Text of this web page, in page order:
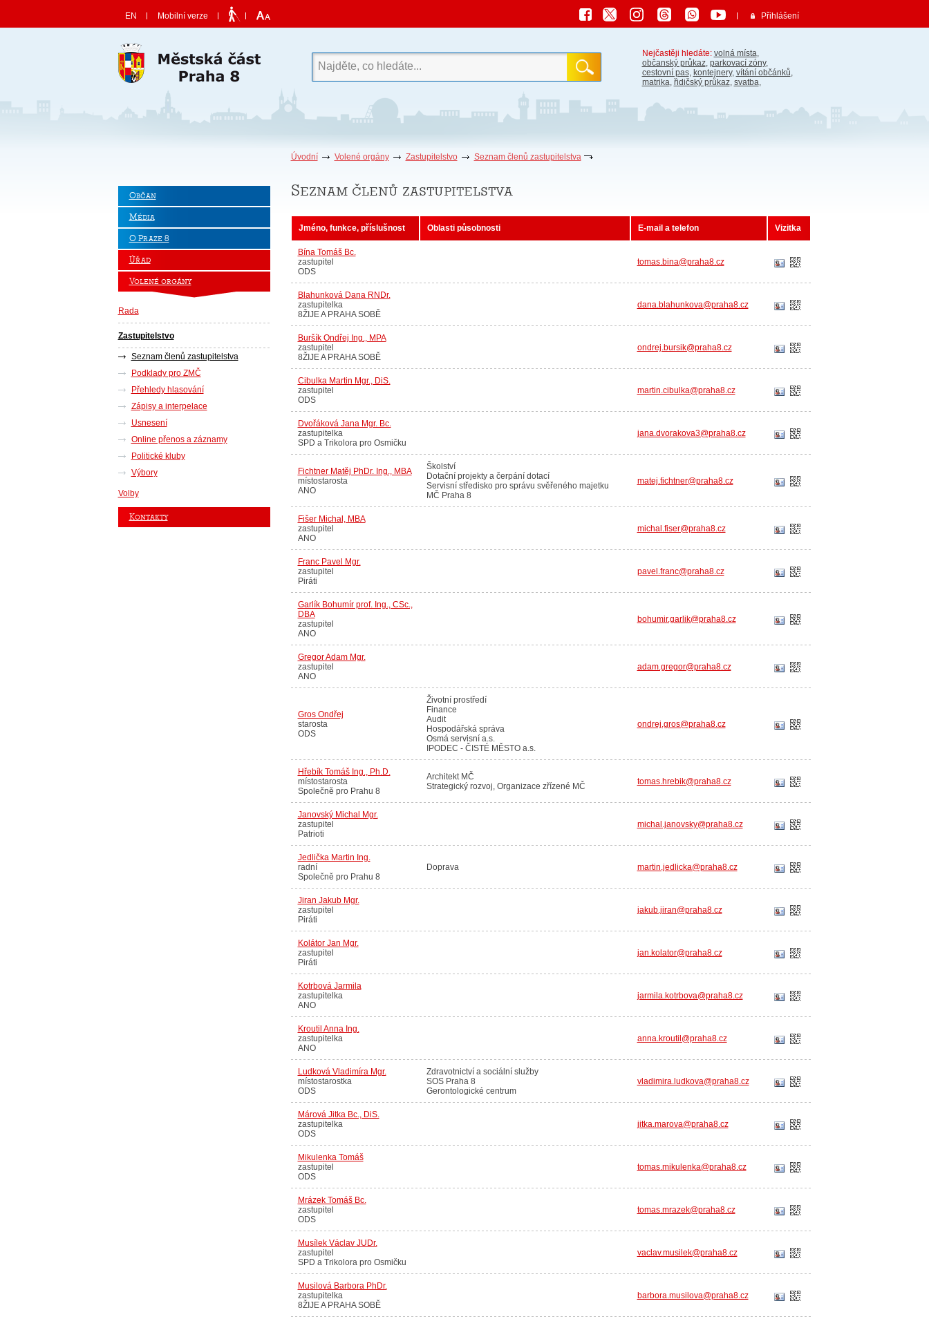
EN Mobilní verze Přihlášení
Nejčastěji hledáte: volná místa,
občanský průkaz, parkovací zóny,
cestovní pas, kontejnery, vítání občánků,
matrika, řidičský průkaz, svatba,
Úvodní Volené orgány Zastupitelstvo Seznam členů zastupitelstva
Občan
Média
O Praze 8
Úřad
Volené orgány
Rada
Zastupitelstvo
Seznam členů zastupitelstva
Podklady pro ZMČ
Přehledy hlasování
Zápisy a interpelace
Usnesení
Online přenos a záznamy
Politické kluby
Výbory
Volby
Kontakty
Seznam členů zastupitelstva
Jméno, funkce, příslušnost Oblasti působnosti E-mail a telefon Vizitka
Bína Tomáš Bc.
zastupitel
ODS
tomas.bina@praha8.cz
Blahunková Dana RNDr.
zastupitelka
8ŽIJE A PRAHA SOBĚ
dana.blahunkova@praha8.cz
Buršík Ondřej Ing., MPA
zastupitel
8ŽIJE A PRAHA SOBĚ
ondrej.bursik@praha8.cz
Cibulka Martin Mgr., DiS.
zastupitel
ODS
martin.cibulka@praha8.cz
Dvořáková Jana Mgr. Bc.
zastupitelka
SPD a Trikolora pro Osmičku
jana.dvorakova3@praha8.cz
Fichtner Matěj PhDr. Ing., MBA
místostarosta
ANO
Školství
Dotační projekty a čerpání dotací
Servisní středisko pro správu svěřeného majetku
MČ Praha 8
matej.fichtner@praha8.cz
Fišer Michal, MBA
zastupitel
ANO
michal.fiser@praha8.cz
Franc Pavel Mgr.
zastupitel
Piráti
pavel.franc@praha8.cz
Garlík Bohumír prof. Ing., CSc.,
DBA
zastupitel
ANO
bohumir.garlik@praha8.cz
Gregor Adam Mgr.
zastupitel
ANO
adam.gregor@praha8.cz
Gros Ondřej
starosta
ODS
Životní prostředí
Finance
Audit
Hospodářská správa
Osmá servisní a.s.
IPODEC - ČISTÉ MĚSTO a.s.
ondrej.gros@praha8.cz
Hřebík Tomáš Ing., Ph.D.
místostarosta
Společně pro Prahu 8
Architekt MČ
Strategický rozvoj, Organizace zřízené MČ
tomas.hrebik@praha8.cz
Janovský Michal Mgr.
zastupitel
Patrioti
michal.janovsky@praha8.cz
Jedlička Martin Ing.
radní
Společně pro Prahu 8
Doprava martin.jedlicka@praha8.cz
Jiran Jakub Mgr.
zastupitel
Piráti
jakub.jiran@praha8.cz
Kolátor Jan Mgr.
zastupitel
Piráti
jan.kolator@praha8.cz
Kotrbová Jarmila
zastupitelka
ANO
jarmila.kotrbova@praha8.cz
Kroutil Anna Ing.
zastupitelka
ANO
anna.kroutil@praha8.cz
Ludková Vladimíra Mgr.
místostarostka
ODS
Zdravotnictví a sociální služby
SOS Praha 8
Gerontologické centrum
vladimira.ludkova@praha8.cz
Márová Jitka Bc., DiS.
zastupitelka
ODS
jitka.marova@praha8.cz
Mikulenka Tomáš
zastupitel
ODS
tomas.mikulenka@praha8.cz
Mrázek Tomáš Bc.
zastupitel
ODS
tomas.mrazek@praha8.cz
Musílek Václav JUDr.
zastupitel
SPD a Trikolora pro Osmičku
vaclav.musilek@praha8.cz
Musilová Barbora PhDr.
zastupitelka
8ŽIJE A PRAHA SOBĚ
barbora.musilova@praha8.cz